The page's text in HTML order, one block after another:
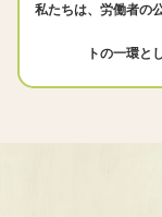
私たちは、労働者の
トの一環と